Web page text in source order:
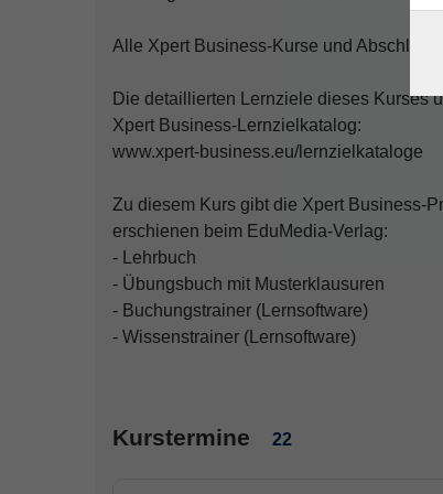
Alle Xpert Business-Kurse und
Die detaillierten Lernziele dieses Kurses
Xpert Business-Lernzielkatalog:
www.xpert-business.eu/lernzielkataloge
Zu diesem Kurs gibt die Xpert Business-
erschienen beim EduMedia-Verlag:
- Lehrbuch
- Übungsbuch mit Musterklausuren
- Buchungstrainer (Lernsoftware)
- Wissenstrainer (Lernsoftware)
Kurstermine 22